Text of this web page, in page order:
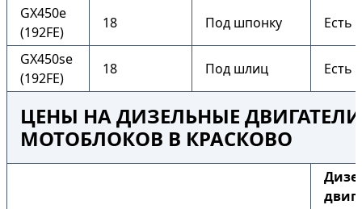
GX450e
(192FE)
18 Под шпонку Есть
GX450se
(192FE)
18 Под шлиц Есть
ЦЕНЫ НА ДИЗЕЛЬНЫЕ
МОТОБЛОКОВ В КРАСКОВО